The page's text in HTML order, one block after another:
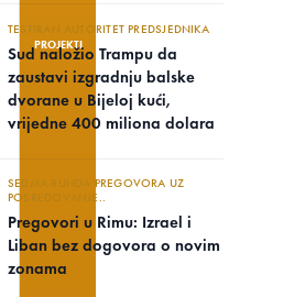
PROJEKTI
TESTIRAN AUTORITET PREDSJEDNIKA
Sud naložio Trampu da
zaustavi izgradnju balske
dvorane u Bijeloj kući,
vrijedne 400 miliona dolara
SEDMA RUNDA PREGOVORA UZ
POSREDOVANJE..
Pregovori u Rimu: Izrael i
Liban bez dogovora o novim
zonama